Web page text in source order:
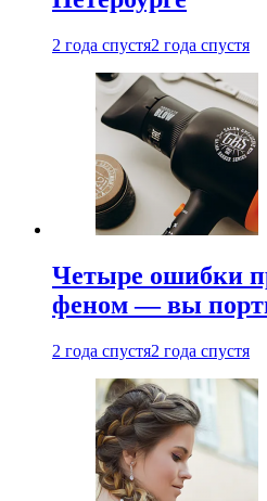
2 года спустя2 года спустя
Четыре ошибки
феном — вы
2 года спустя2 года спустя